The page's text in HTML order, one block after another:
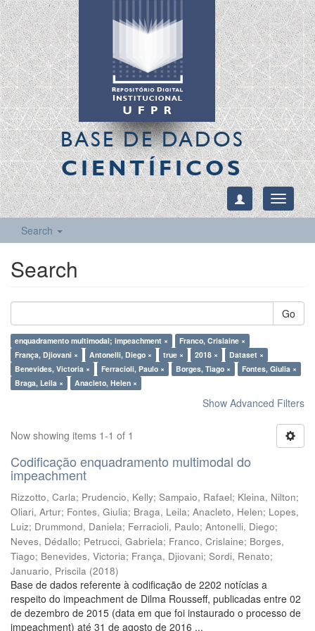
BASE DE DADOS
CIENTÍFICOS
Toggle
Search
Search
Go
enquadramento multimodal; impeachment ×
Franco, Crislaine ×
França, Djiovani ×
Antonelli, Diego × true × 2018 ×
Dataset ×
Benevides, Victoria ×
Ferracioli, Paulo × Borges, Tiago ×
Fontes, Giulia ×
Braga, Leila ×
Anacleto, Helen ×
Show Advanced Filters
Now showing items 1-1 of 1
Codificação enquadramento multimodal do
impeachment
Rizzotto, Carla; Prudencio, Kelly; Sampaio, Rafael; Kleina, Nilton;
Oliari, Artur; Fontes, Giulia; Braga, Leila; Anacleto, Helen; Lopes,
Luiz; Drummond, Daniela; Ferracioli, Paulo; Antonelli, Diego;
Neves, Dédallo; Petrucci, Gabriela; Franco, Crislaine; Borges,
Tiago; Benevides, Victoria; França, Djiovani; Sordi, Renato;
Januario, Priscila (2018)
Base de dados referente à codificação de 2202 notícias a
respeito do impeachment de Dilma Rousseff, publicadas entre 02
de dezembro de 2015 (data em que foi instaurado o processo de
impeachment) até 31 de agosto de 2016 ...